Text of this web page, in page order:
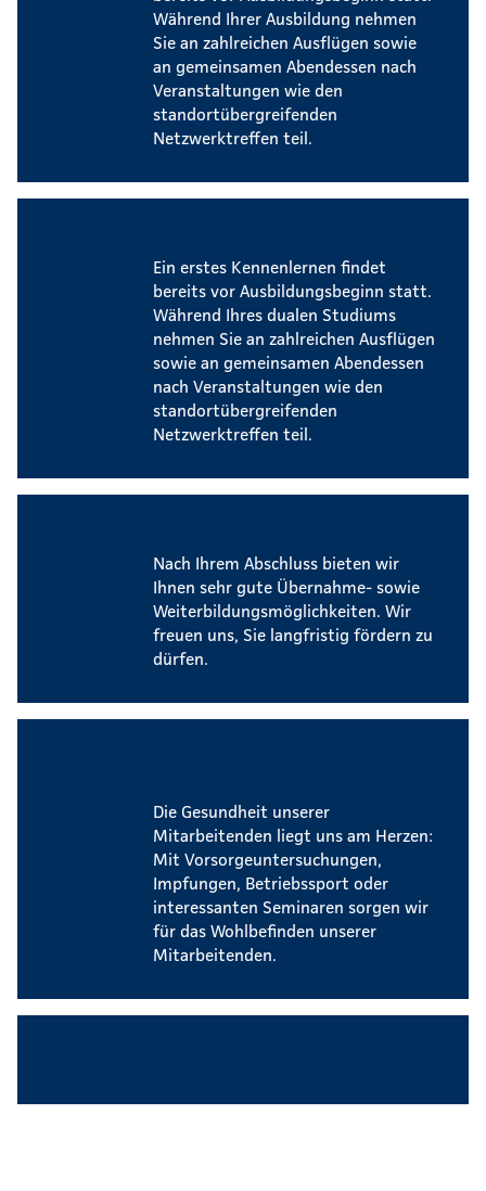
Während Ihrer Ausbildung nehmen
Sie an zahlreichen Ausflügen sowie
an gemeinsamen Abendessen nach
Veranstaltungen wie den
standortübergreifenden
Netzwerktreffen teil.
Ein erstes Kennenlernen findet
bereits vor Ausbildungsbeginn statt.
Während Ihres dualen Studiums
nehmen Sie an zahlreichen Ausflügen
sowie an gemeinsamen Abendessen
nach Veranstaltungen wie den
standortübergreifenden
Netzwerktreffen teil.
Nach Ihrem Abschluss bieten wir
Ihnen sehr gute Übernahme- sowie
Weiterbildungsmöglichkeiten. Wir
freuen uns, Sie langfristig fördern zu
dürfen.
Die Gesundheit unserer
Mitarbeitenden liegt uns am Herzen:
Mit Vorsorgeuntersuchungen,
Impfungen, Betriebssport oder
interessanten Seminaren sorgen wir
für das Wohlbefinden unserer
Mitarbeitenden.